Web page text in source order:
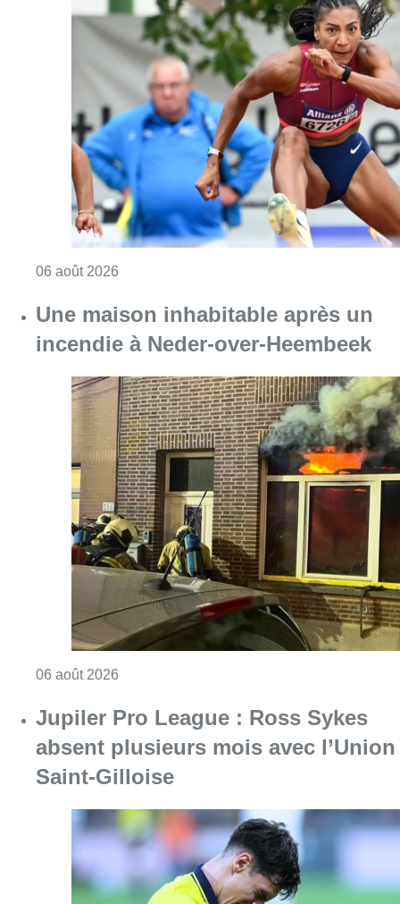
06 août 2026 Consulter l'article "Mémorial Van Damme :
Une maison inhabitable après un
incendie à Neder-over-Heembeek
06 août 2026Consulter l'article "Une maison inhabitable
Jupiler Pro League : Ross Sykes
absent plusieurs mois avec l’Union
Saint-Gilloise
06 août 2026 Consulter l'article "Jupiler Pro League :